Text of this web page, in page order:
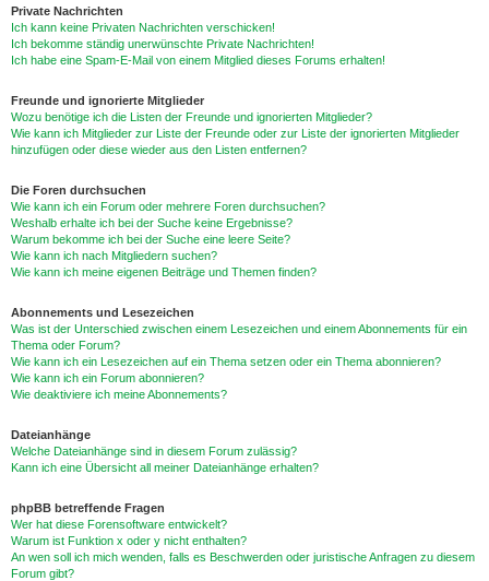
Private Nachrichten
Ich kann keine Privaten Nachrichten verschicken!
Ich bekomme ständig unerwünschte Private Nachrichten!
Ich habe eine Spam-E-Mail von einem Mitglied dieses Forums erhalten!
Freunde und ignorierte Mitglieder
Wozu benötige ich die Listen der Freunde und ignorierten Mitglieder?
Wie kann ich Mitglieder zur Liste der Freunde oder zur Liste der ignorierten Mitglieder
hinzufügen oder diese wieder aus den Listen entfernen?
Die Foren durchsuchen
Wie kann ich ein Forum oder mehrere Foren durchsuchen?
Weshalb erhalte ich bei der Suche keine Ergebnisse?
Warum bekomme ich bei der Suche eine leere Seite?
Wie kann ich nach Mitgliedern suchen?
Wie kann ich meine eigenen Beiträge und Themen finden?
Abonnements und Lesezeichen
Was ist der Unterschied zwischen einem Lesezeichen und einem Abonnements für ein
Thema oder Forum?
Wie kann ich ein Lesezeichen auf ein Thema setzen oder ein Thema abonnieren?
Wie kann ich ein Forum abonnieren?
Wie deaktiviere ich meine Abonnements?
Dateianhänge
Welche Dateianhänge sind in diesem Forum zulässig?
Kann ich eine Übersicht all meiner Dateianhänge erhalten?
phpBB betreffende Fragen
Wer hat diese Forensoftware entwickelt?
Warum ist Funktion x oder y nicht enthalten?
An wen soll ich mich wenden, falls es Beschwerden oder juristische Anfragen zu diesem
Forum gibt?